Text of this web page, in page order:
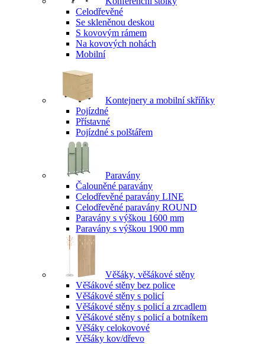
Celodřevěné
Se skleněnou deskou
S kovovým rámem
Na kovových nohách
Mobilní
Kontejnery a mobilní skříňky
Pojízdné
Přístavné
Pojízdné s polštářem
Paravány
Čalouněné paravány
Celodřevěné paravány LINE
Celodřevěné paravány ROUND
Paravány s výškou 1600 mm
Paravány s výškou 1900 mm
Věšáky, věšákové stěny
Věšákové stěny bez police
Věšákové stěny s policí
Věšákové stěny s policí a zrcadlem
Věšákové stěny s policí a botníkem
Věšáky celokovové
Věšáky kov/dřevo